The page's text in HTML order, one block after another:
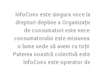
InfoCons este singura voce
drepturi depline a
de consumatori este
consumatorului este
o lume unde să avem cu
Puterea noastră colectivă
InfoCons este operator